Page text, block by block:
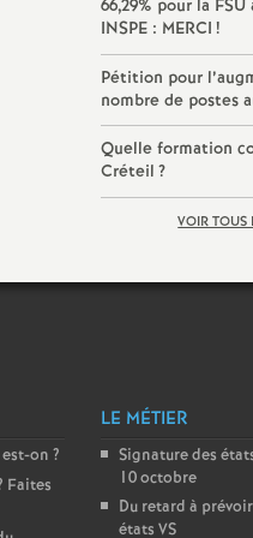
66,29% pour la FSU
INSPE: MERCI !
Pétition pour
nombre de postes
Quelle formation
Créteil ?
VOIR TOUS
on ?
Faites
LE MÉTIER
Signature des
10 octobre
Du retard à
états VS